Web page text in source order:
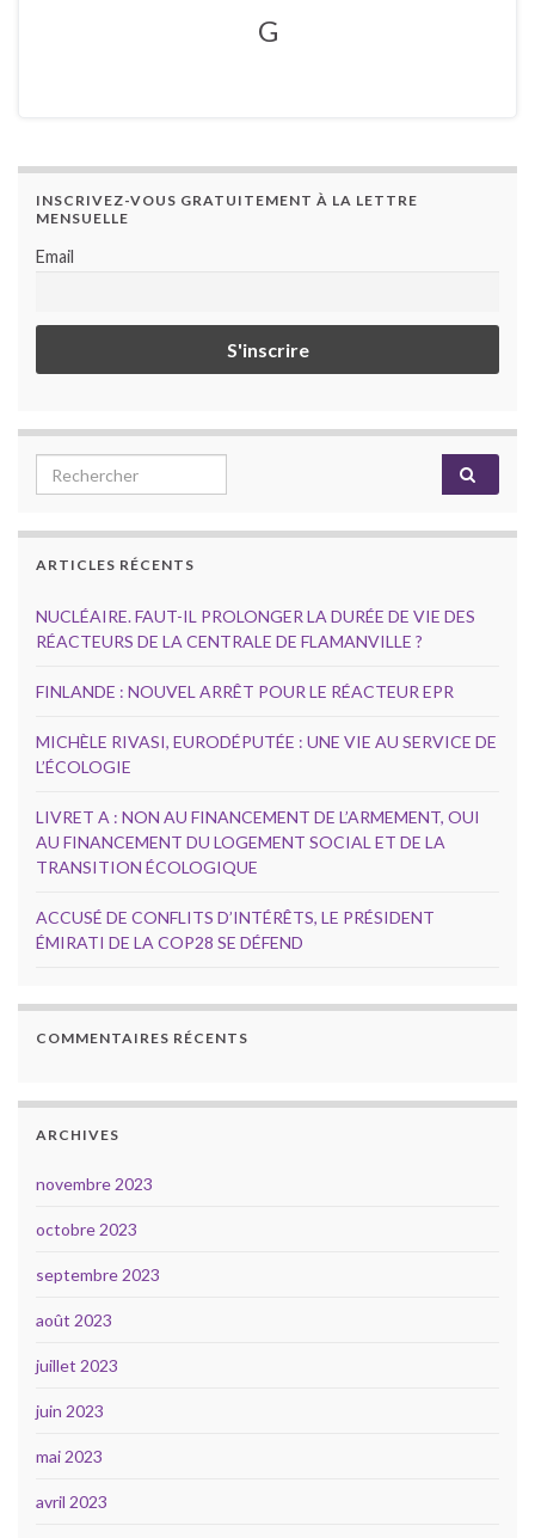
G
INSCRIVEZ-VOUS GRATUITEMENT À LA LETTRE
MENSUELLE
Email
Search for:
ARTICLES RÉCENTS
NUCLÉAIRE. FAUT-IL PROLONGER LA DURÉE DE VIE DES
RÉACTEURS DE LA CENTRALE DE FLAMANVILLE ?
FINLANDE : NOUVEL ARRÊT POUR LE RÉACTEUR EPR
MICHÈLE RIVASI, EURODÉPUTÉE : UNE VIE AU SERVICE DE
L’ÉCOLOGIE
LIVRET A : NON AU FINANCEMENT DE L’ARMEMENT, OUI
AU FINANCEMENT DU LOGEMENT SOCIAL ET DE LA
TRANSITION ÉCOLOGIQUE
ACCUSÉ DE CONFLITS D’INTÉRÊTS, LE PRÉSIDENT
ÉMIRATI DE LA COP28 SE DÉFEND
COMMENTAIRES RÉCENTS
ARCHIVES
novembre 2023
octobre 2023
septembre 2023
août 2023
juillet 2023
juin 2023
mai 2023
avril 2023